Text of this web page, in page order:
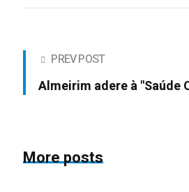
PREV POST
Almeirim adere à "Saúde
More posts